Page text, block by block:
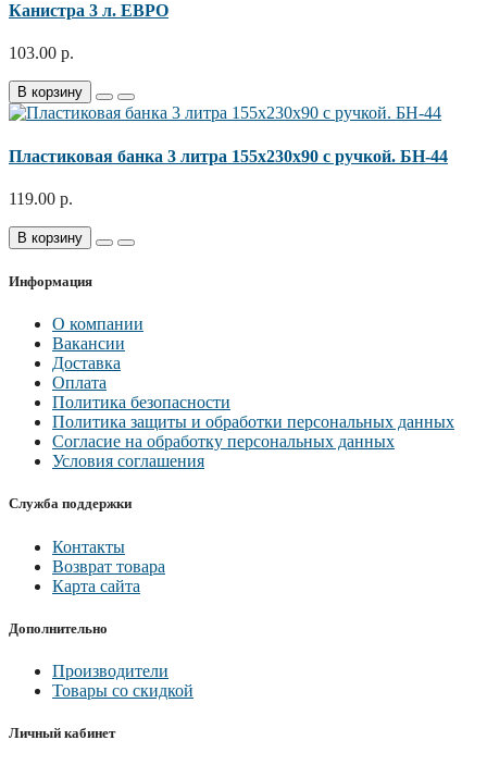
Канистра 3 л. ЕВРО
103.00 р.
В корзину
Пластиковая банка 3 литра 155х230х90 с ручкой. БН-44
119.00 р.
В корзину
Информация
О компании
Вакансии
Доставка
Оплата
Политика безопасности
Политика защиты и обработки персональных данных
Согласие на обработку персональных данных
Условия соглашения
Служба поддержки
Контакты
Возврат товара
Карта сайта
Дополнительно
Производители
Товары со скидкой
Личный кабинет